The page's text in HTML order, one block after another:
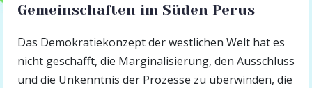
Gemeinschaften im Süden Perus
Das Demokratiekonzept der westlichen Welt hat es
nicht geschafft, die Marginalisierung, den Ausschluss
und die Unkenntnis der Prozesse zu überwinden, die